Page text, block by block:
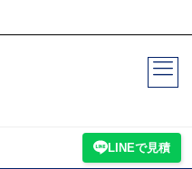
LINEで見積